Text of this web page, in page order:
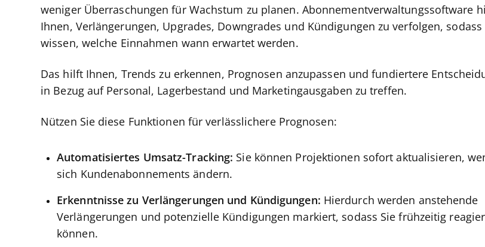
weniger Überraschungen für Wachstum zu planen. Abonnementverwaltungssoftware
Ihnen, Verlängerungen, Upgrades, Downgrades und Kündigungen zu verfolgen, sodass
wissen, welche Einnahmen wann erwartet werden.
Das hilft Ihnen, Trends zu erkennen, Prognosen anzupassen und fundiertere
in Bezug auf Personal, Lagerbestand und Marketingausgaben zu treffen.
Nützen Sie diese Funktionen für verlässlichere Prognosen:
Automatisiertes Umsatz-Tracking: Sie können Projektionen sofort aktualisieren,
sich Kundenabonnements ändern.
Erkenntnisse zu Verlängerungen und Kündigungen: Hierdurch werden anstehende
Verlängerungen und potenzielle Kündigungen markiert, sodass Sie frühzeitig
können.